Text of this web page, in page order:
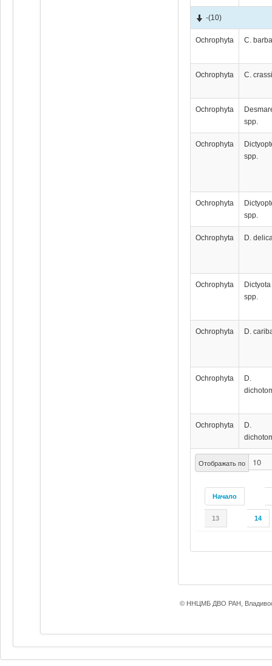
Отображать по
Начало
13 14
-(10)
Ochrophyta C.
Ochrophyta C.
Ochrophyta
spp.
Ochrophyta
spp.
Ochrophyta
spp.
Ochrophyta D.
Ochrophyta
Dictyota
spp.
Ochrophyta D.
Ochrophyta
D.
Ochrophyta
D.
© ННЦМБ ДВО РАН,